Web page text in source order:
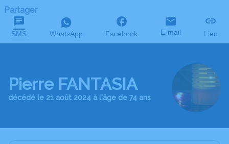
Partager
SMS WhatsApp Facebook E-mail Lien
Pierre FANTASIA
décédé le 21 août 2024 à l'âge de 74 ans